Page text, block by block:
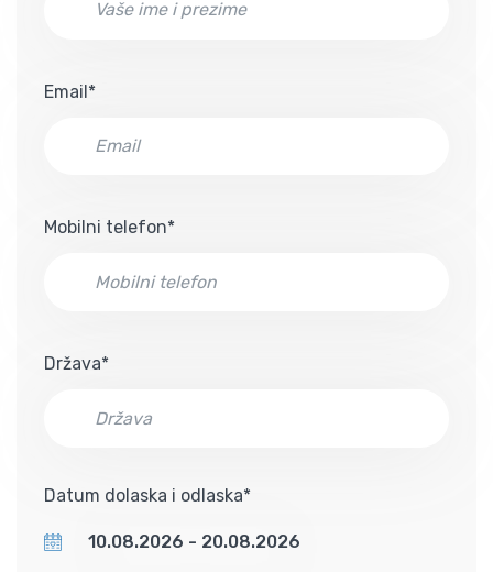
Email*
Mobilni telefon*
Država*
Datum dolaska i odlaska*